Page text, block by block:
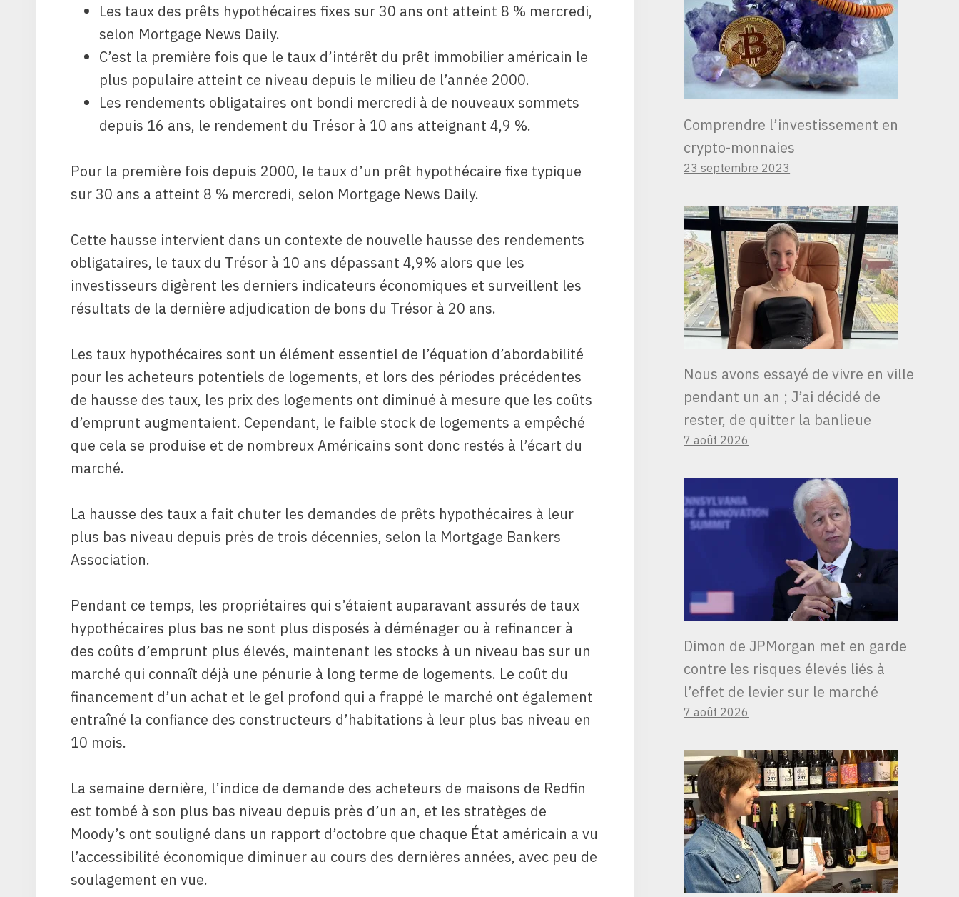
Les taux des prêts hypothécaires fixes sur 30 ans ont atteint 8 % mercredi,
selon Mortgage News Daily.
C’est la première fois que le taux d’intérêt du prêt immobilier américain le
plus populaire atteint ce niveau depuis le milieu de l’année 2000.
Les rendements obligataires ont bondi mercredi à de nouveaux sommets
depuis 16 ans, le rendement du Trésor à 10 ans atteignant 4,9 %.
Pour la première fois depuis 2000, le taux d’un prêt hypothécaire fixe typique
sur 30 ans a atteint 8 % mercredi, selon Mortgage News Daily.
Cette hausse intervient dans un contexte de nouvelle hausse des rendements
obligataires, le taux du Trésor à 10 ans dépassant 4,9% alors que les
investisseurs digèrent les derniers indicateurs économiques et surveillent les
résultats de la dernière adjudication de bons du Trésor à 20 ans.
Les taux hypothécaires sont un élément essentiel de l’équation d’abordabilité
pour les acheteurs potentiels de logements, et lors des périodes précédentes
de hausse des taux, les prix des logements ont diminué à mesure que les coûts
d’emprunt augmentaient. Cependant, le faible stock de logements a empêché
que cela se produise et de nombreux Américains sont donc restés à l’écart du
marché.
La hausse des taux a fait chuter les demandes de prêts hypothécaires à leur
plus bas niveau depuis près de trois décennies, selon la Mortgage Bankers
Association.
Pendant ce temps, les propriétaires qui s’étaient auparavant assurés de taux
hypothécaires plus bas ne sont plus disposés à déménager ou à refinancer à
des coûts d’emprunt plus élevés, maintenant les stocks à un niveau bas sur un
marché qui connaît déjà une pénurie à long terme de logements. Le coût du
financement d’un achat et le gel profond qui a frappé le marché ont également
entraîné la confiance des constructeurs d’habitations à leur plus bas niveau en
10 mois.
La semaine dernière, l’indice de demande des acheteurs de maisons de Redfin
est tombé à son plus bas niveau depuis près d’un an, et les stratèges de
Moody’s ont souligné dans un rapport d’octobre que chaque État américain a vu
l’accessibilité économique diminuer au cours des dernières années, avec peu de
soulagement en vue.
Comprendre l’investissement en
crypto-monnaies
23 septembre 2023
Nous avons essayé de vivre en ville
pendant un an ; J’ai décidé de
rester, de quitter la banlieue
7 août 2026
Dimon de JPMorgan met en garde
contre les risques élevés liés à
l’effet de levier sur le marché
7 août 2026